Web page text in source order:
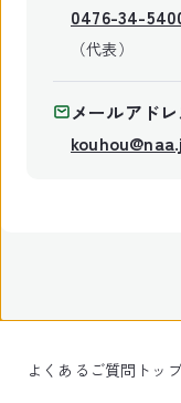
0476-34-
（代表）
メールアド
よくあるご質問トッ